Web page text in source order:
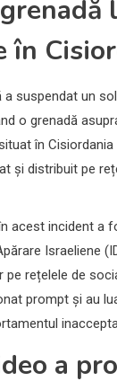
în
a suspendat un
o grenadă
în Cisiordania
și distribuit pe
acest incident a
Israeliene
pe rețelele de
prompt și au
a